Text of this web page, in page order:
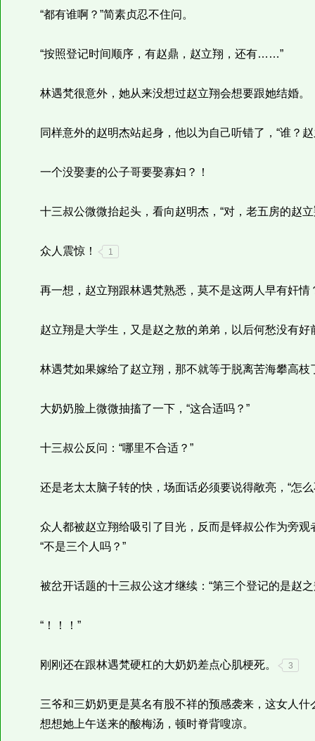
“都有谁啊？”简素贞忍不住问。
“按照登记时间顺序，有赵鼎，赵立翔，还有……”
林遇梵很意外，她从来没想过赵立翔会想要跟她结婚。
同样意外的赵明杰站起身，他以为自己听错了，“谁？赵
一个没娶妻的公子哥要娶寡妇？！
十三叔公微微抬起头，看向赵明杰，“对，老五房的赵立
众人震惊！ 1
再一想，赵立翔跟林遇梵熟悉，莫不是这两人早有奸情
赵立翔是大学生，又是赵之敖的弟弟，以后何愁没有好
林遇梵如果嫁给了赵立翔，那不就等于脱离苦海攀高枝
大奶奶脸上微微抽搐了一下，“这合适吗？”
十三叔公反问：“哪里不合适？”
还是老太太脑子转的快，场面话必须要说得敞亮，“怎么
众人都被赵立翔给吸引了目光，反而是铎叔公作为旁观
“不是三个人吗？”
被岔开话题的十三叔公这才继续：“第三个登记的是赵之
“！！！”
刚刚还在跟林遇梵硬杠的大奶奶差点心肌梗死。 3
三爷和三奶奶更是莫名有股不祥的预感袭来，这女人什
想想她上午送来的酸梅汤，顿时脊背嗖凉。